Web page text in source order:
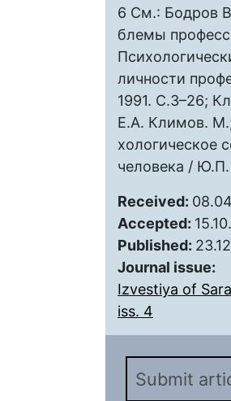
6 См.: Бодров
блемы
личности
1991. С.3–26;
Е.А. Климов.
хологическое
человека /
Received:
Accepted:
Published:
Journal issue:
Izvestiya of
iss. 4
Submit